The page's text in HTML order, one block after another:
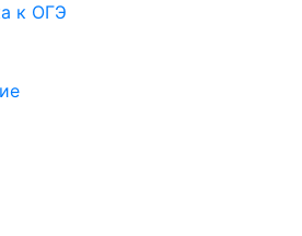
к ОГЭ